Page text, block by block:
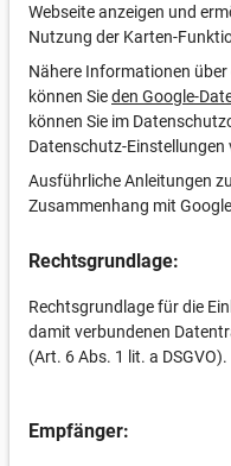
Webseite anzeigen und
Nutzung der Karten-
Nähere Informationen
können Sieden Google-
können Sie im
Datenschutz-Einstellungen
Ausführliche Anleitungen
Zusammenhang mit
Rechtsgrundlage:
Rechtsgrundlage für die
damit verbundenen
(Art. 6 Abs. 1 lit. a DSGVO).
Empfänger: